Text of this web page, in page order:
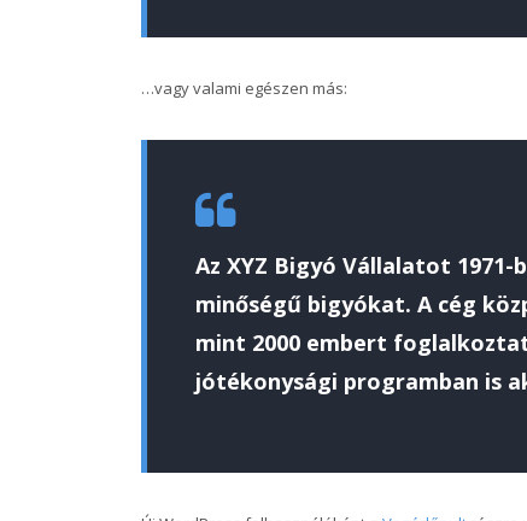
…vagy valami egészen más:
Az XYZ Bigyó Vállalatot
minőségű bigyókat. A cég
mint 2000 embert
jótékonysági programban is